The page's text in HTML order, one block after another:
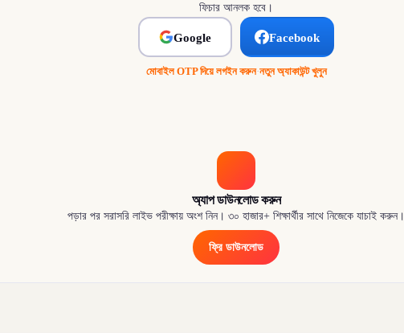
ফিচার আনলক হবে।
Google Facebook
মোবাইল OTP দিয়ে লগইন করুন·নতুন অ্যাকাউন্ট খুলুন
অ্যাপ ডাউনলোড করুন
পড়ার পর সরাসরি লাইভ পরীক্ষায় অংশ নিন। ৩০ হাজার+ শিক্ষার্থীর সাথে নিজেকে যাচাই করুন।
ফ্রি ডাউনলোড